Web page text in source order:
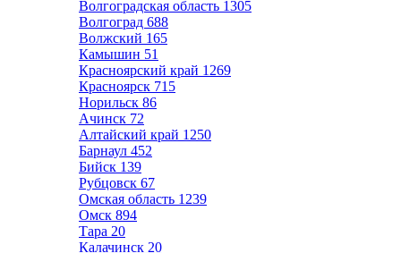
Волгоградская область 1305
Волгоград 688
Волжский 165
Камышин 51
Красноярский край 1269
Красноярск 715
Норильск 86
Ачинск 72
Алтайский край 1250
Барнаул 452
Бийск 139
Рубцовск 67
Омская область 1239
Омск 894
Тара 20
Калачинск 20